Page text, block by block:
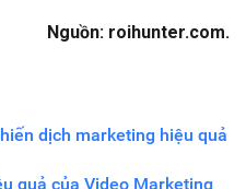
Nguồn: roihunter.com.
dịch marketing hiệu quả
quả của Video Marketing